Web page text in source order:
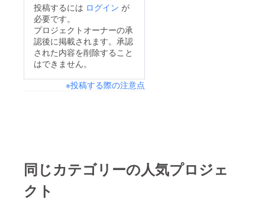
ともども、よろしくお
願いします！！ この
度は、本当にありがと
うございました！！
００円 あんでぃ ５
３００円 あんでぃ５
３００円の内訳 送料
３６０円x５人＝１８
００円 画材７００円x
５人＝３５００円 合
さい あらためまし
北海道は帯広のみなさ
ま３０名に届けること
ができました 随時、
リターンを発送させて
待ちください 本当に
投稿するには ログイン が
必要です。
プロジェクトオーナーの承
認後に掲載されます。承認
された内容を削除すること
はできません。
※投稿する際の注意点
同じカテゴリーの人気プロジェ
クト